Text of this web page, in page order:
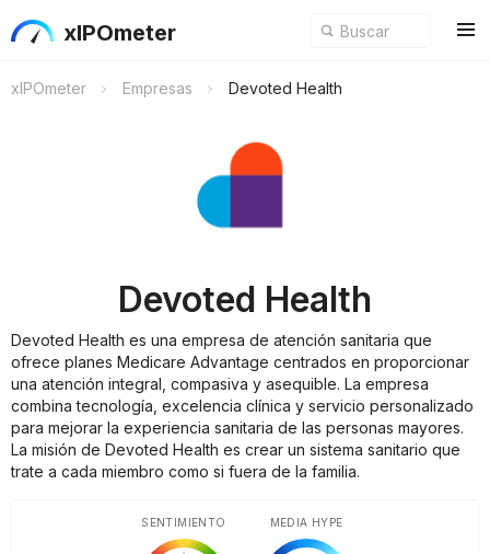
xIPOmeter
xIPOmeter Empresas Devoted Health
Devoted Health
Devoted Health es una empresa de atención sanitaria que
ofrece planes Medicare Advantage centrados en proporcionar
una atención integral, compasiva y asequible. La empresa
combina tecnología, excelencia clínica y servicio personalizado
para mejorar la experiencia sanitaria de las personas mayores.
La misión de Devoted Health es crear un sistema sanitario que
trate a cada miembro como si fuera de la familia.
SENTIMIENTO MEDIA HYPE